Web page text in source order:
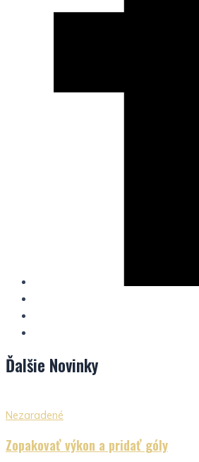
Ďalšie Novinky
Nezaradené
Zopakovať výkon a pridať góly